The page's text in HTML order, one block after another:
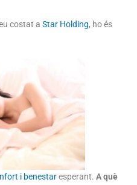
costat aStar Holding, ho és
i benestaresperant.A què